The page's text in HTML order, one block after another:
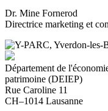
Dr. Mine Fornerod
Directrice marketing et
Département de
patrimoine (DEIEP)
Rue Caroline 11
CH–1014 Lausanne